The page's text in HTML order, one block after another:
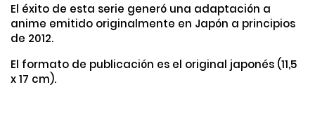
El éxito de esta serie generó una adaptación a
anime emitido originalmente en Japón a principios
de 2012.
El formato de publicación es el original japonés (11,5
x 17 cm).